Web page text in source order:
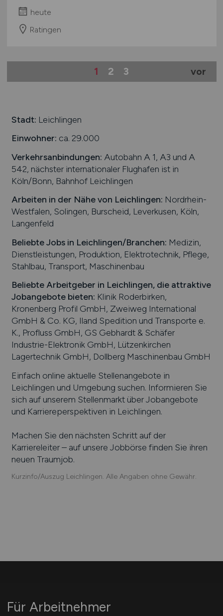
heute
Ratingen
1 2 3 vor
Stadt: Leichlingen
Einwohner: ca. 29.000
Verkehrsanbindungen: Autobahn A 1, A3 und A
542, nächster internationaler Flughafen ist in
Köln/Bonn, Bahnhof Leichlingen
Arbeiten in der Nähe von Leichlingen: Nordrhein-
Westfalen, Solingen, Burscheid, Leverkusen, Köln,
Langenfeld
Beliebte Jobs in Leichlingen/Branchen: Medizin,
Dienstleistungen, Produktion, Elektrotechnik, Pflege,
Stahlbau, Transport, Maschinenbau
Beliebte Arbeitgeber in Leichlingen, die attraktive
Jobangebote bieten: Klinik Roderbirken,
Kronenberg Profil GmbH, Zweiweg International
GmbH & Co. KG, Iland Spedition und Transporte e.
K., Profluss GmbH, GS Gebhardt & Schäfer
Industrie-Elektronik GmbH, Lützenkirchen
Lagertechnik GmbH, Dollberg Maschinenbau GmbH
Einfach online aktuelle Stellenangebote in
Leichlingen und Umgebung suchen. Informieren Sie
sich auf unserem Stellenmarkt über Jobangebote
und Karriereperspektiven in Leichlingen.
Machen Sie den nächsten Schritt auf der
Karriereleiter – auf unsere Jobbörse finden Sie ihren
neuen Traumjob.
Kurzinfo/Auszug Leichlingen. Alle Angaben ohne Gewähr.
Für Arbeitnehmer